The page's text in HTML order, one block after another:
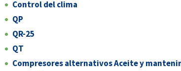
Control del clima
QP
QR-25
QT
Compresores alternativos Aceite y